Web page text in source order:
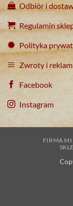
Odbiór i
Regulamin
Polityka
Zwroty i
Facebook
Instagram
FIRMA